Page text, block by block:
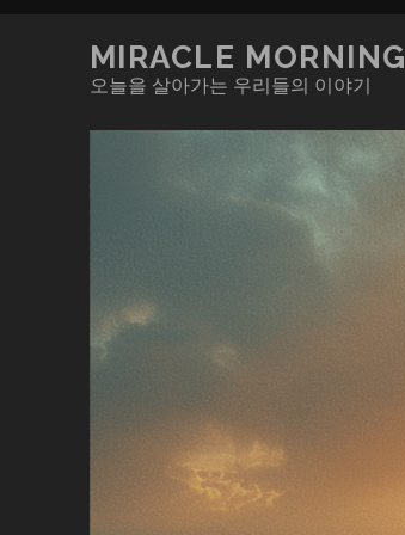
MIRACLE MORNING
오늘을 살아가는 우리들의 이야기